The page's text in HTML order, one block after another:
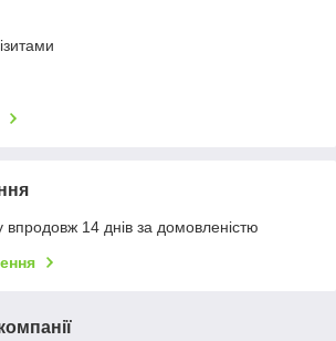
14 днів за домовленістю